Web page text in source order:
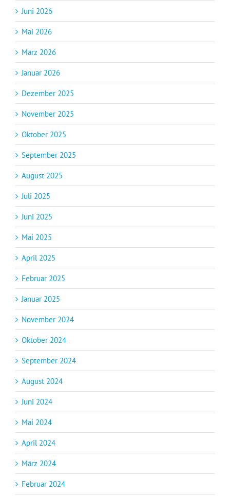
Juni 2026
Mai 2026
März 2026
Januar 2026
Dezember 2025
November 2025
Oktober 2025
September 2025
August 2025
Juli 2025
Juni 2025
Mai 2025
April 2025
Februar 2025
Januar 2025
November 2024
Oktober 2024
September 2024
August 2024
Juni 2024
Mai 2024
April 2024
März 2024
Februar 2024